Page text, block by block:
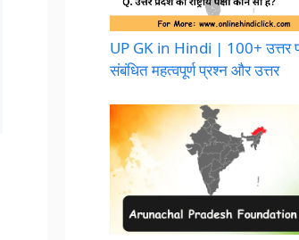
UP GK in Hindi | 100+ उत्तर
संबंधित महत्वपूर्ण प्रश्न और उत्तर